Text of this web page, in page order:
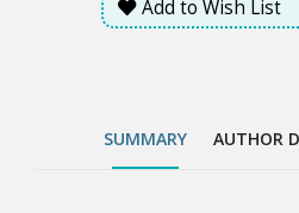
Add to Wish List
SUMMARY AUTHOR